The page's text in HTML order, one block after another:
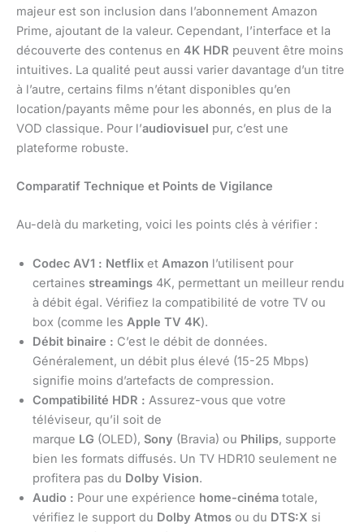
majeur est son inclusion dans l’abonnement Amazon
Prime, ajoutant de la valeur. Cependant, l’interface et la
découverte des contenus en 4K HDR peuvent être moins
intuitives. La qualité peut aussi varier davantage d’un titre
à l’autre, certains films n’étant disponibles qu’en
location/payants même pour les abonnés, en plus de la
VOD classique. Pour l’audiovisuel pur, c’est une
plateforme robuste.
Comparatif Technique et Points de Vigilance
Au-delà du marketing, voici les points clés à vérifier :
Codec AV1 : Netflix et Amazon l’utilisent pour
certaines streamings 4K, permettant un meilleur rendu
à débit égal. Vérifiez la compatibilité de votre TV ou
box (comme les Apple TV 4K).
Débit binaire : C’est le débit de données.
Généralement, un débit plus élevé (15-25 Mbps)
signifie moins d’artefacts de compression.
Compatibilité HDR : Assurez-vous que votre
téléviseur, qu’il soit de
marque LG (OLED), Sony (Bravia) ou Philips, supporte
bien les formats diffusés. Un TV HDR10 seulement ne
profitera pas du Dolby Vision.
Audio : Pour une expérience home-cinéma totale,
vérifiez le support du Dolby Atmos ou du DTS:X si